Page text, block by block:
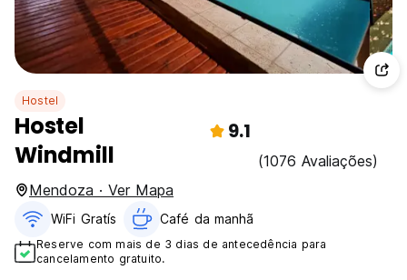
Hostel
Hostel
Windmill
9.1
(1076 Avaliações)
Mendoza · Ver Mapa
WiFi Gratís Café da manhã
Reserve com mais de 3 dias de antecedência para
cancelamento gratuito.